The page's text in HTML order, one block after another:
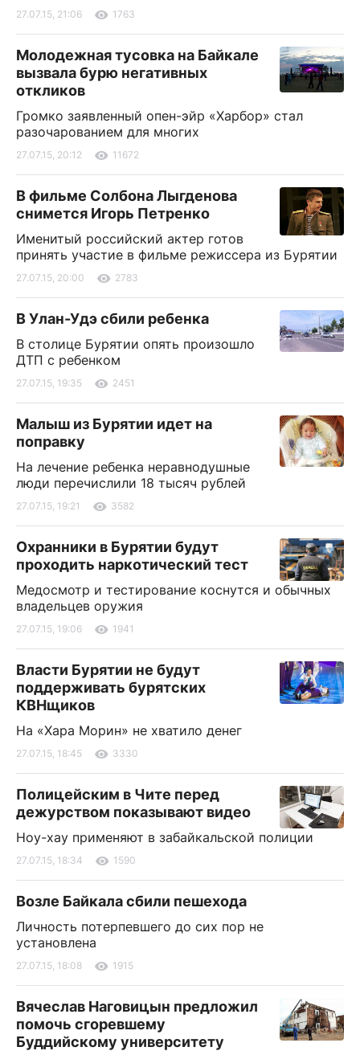
27.07.15, 21:06 1763
Молодежная тусовка на Байкале
вызвала бурю негативных
откликов
Громко заявленный опен-эйр «Харбор» стал
разочарованием для многих
27.07.15, 20:12 11672
В фильме Солбона Лыгденова
снимется Игорь Петренко
Именитый российский актер готов
принять участие в фильме режиссера из Бурятии
27.07.15, 20:00 2783
В Улан-Удэ сбили ребенка
В столице Бурятии опять произошло
ДТП с ребенком
27.07.15, 19:35 2451
Малыш из Бурятии идет на
поправку
На лечение ребенка неравнодушные
люди перечислили 18 тысяч рублей
27.07.15, 19:21 3582
Охранники в Бурятии будут
проходить наркотический тест
Медосмотр и тестирование коснутся и обычных
владельцев оружия
27.07.15, 19:06 1941
Власти Бурятии не будут
поддерживать бурятских
КВНщиков
На «Хара Морин» не хватило денег
27.07.15, 18:45 3330
Полицейским в Чите перед
дежурством показывают видео
Ноу-хау применяют в забайкальской полиции
27.07.15, 18:34 1590
Возле Байкала сбили пешехода
Личность потерпевшего до сих пор не
установлена
27.07.15, 18:08 1915
Вячеслав Наговицын предложил
помочь сгоревшему
Буддийскому университету